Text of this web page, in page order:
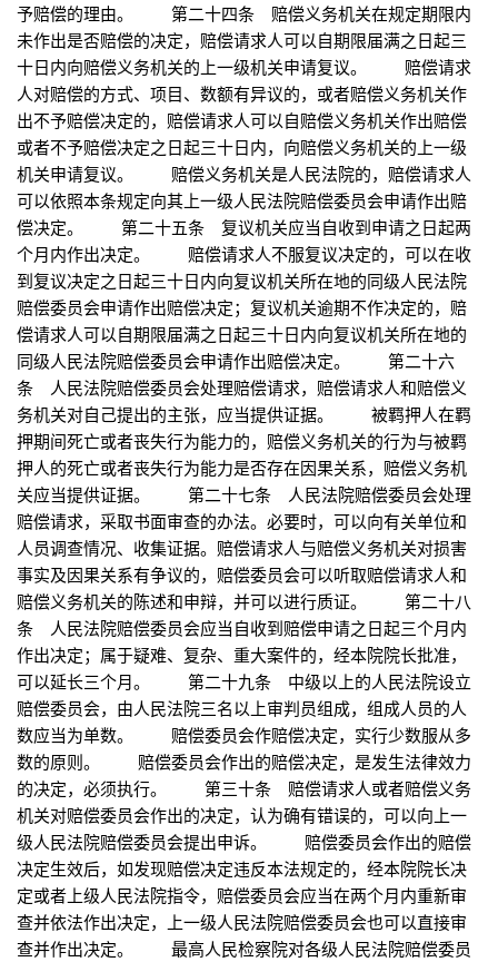
予赔偿的理由。 第二十四条 赔偿义务机关在规定期限内
未作出是否赔偿的决定，赔偿请求人可以自期限届满之日起三
十日内向赔偿义务机关的上一级机关申请复议。 赔偿请求
人对赔偿的方式、项目、数额有异议的，或者赔偿义务机关作
出不予赔偿决定的，赔偿请求人可以自赔偿义务机关作出赔偿
或者不予赔偿决定之日起三十日内，向赔偿义务机关的上一级
机关申请复议。 赔偿义务机关是人民法院的，赔偿请求人
可以依照本条规定向其上一级人民法院赔偿委员会申请作出赔
偿决定。 第二十五条 复议机关应当自收到申请之日起两
个月内作出决定。 赔偿请求人不服复议决定的，可以在收
到复议决定之日起三十日内向复议机关所在地的同级人民法院
赔偿委员会申请作出赔偿决定；复议机关逾期不作决定的，赔
偿请求人可以自期限届满之日起三十日内向复议机关所在地的
同级人民法院赔偿委员会申请作出赔偿决定。 第二十六
条 人民法院赔偿委员会处理赔偿请求，赔偿请求人和赔偿义
务机关对自己提出的主张，应当提供证据。 被羁押人在羁
押期间死亡或者丧失行为能力的，赔偿义务机关的行为与被羁
押人的死亡或者丧失行为能力是否存在因果关系，赔偿义务机
关应当提供证据。 第二十七条 人民法院赔偿委员会处理
赔偿请求，采取书面审查的办法。必要时，可以向有关单位和
人员调查情况、收集证据。赔偿请求人与赔偿义务机关对损害
事实及因果关系有争议的，赔偿委员会可以听取赔偿请求人和
赔偿义务机关的陈述和申辩，并可以进行质证。 第二十八
条 人民法院赔偿委员会应当自收到赔偿申请之日起三个月内
作出决定；属于疑难、复杂、重大案件的，经本院院长批准，
可以延长三个月。 第二十九条 中级以上的人民法院设立
赔偿委员会，由人民法院三名以上审判员组成，组成人员的人
数应当为单数。 赔偿委员会作赔偿决定，实行少数服从多
数的原则。 赔偿委员会作出的赔偿决定，是发生法律效力
的决定，必须执行。 第三十条 赔偿请求人或者赔偿义务
机关对赔偿委员会作出的决定，认为确有错误的，可以向上一
级人民法院赔偿委员会提出申诉。 赔偿委员会作出的赔偿
决定生效后，如发现赔偿决定违反本法规定的，经本院院长决
定或者上级人民法院指令，赔偿委员会应当在两个月内重新审
查并依法作出决定，上一级人民法院赔偿委员会也可以直接审
查并作出决定。 最高人民检察院对各级人民法院赔偿委员